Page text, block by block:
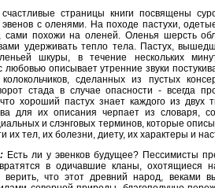
страницы книги посвящены
с оленями. На походе пастухи,
сами похожи на оленей. Оленья шерсть
удерживать тепло тела. Пастух,
шкуры, в течение нескольких
любовью описывает утренние звуки
сделанных из пустых
стада в случае опасности - всегда
хороший пастух знает каждого из двух
для их описания черпает из словаря,
и слэнговых терминов, которые
их тел, их болезни, диету, их характеры и
Есть ли у эвенков будущее? Пессимисты
в одичавшие кланы, охотящиеся
что этот древний народ, веками